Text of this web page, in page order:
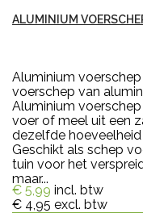
ALUMINIUM
Aluminium
voerschep van
Aluminium
voer of meel uit een
dezelfde
Geschikt als schep
tuin voor het
maar...
€ 5,99 incl. btw
€ 4,95 excl. btw